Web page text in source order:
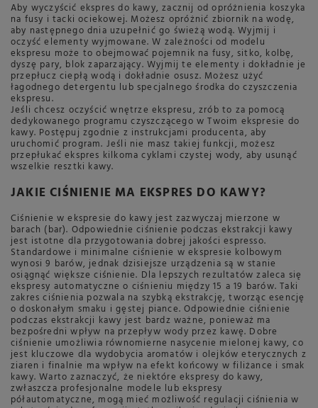
Aby wyczyścić ekspres do kawy, zacznij od opróżnienia koszyka
na fusy i tacki ociekowej. Możesz opróżnić zbiornik na wodę,
aby następnego dnia uzupełnić go świeżą wodą. Wyjmij i
oczyść elementy wyjmowane. W zależności od modelu
ekspresu może to obejmować pojemnik na fusy, sitko, kolbę,
dyszę pary, blok zaparzający. Wyjmij te elementy i dokładnie je
przepłucz ciepłą wodą i dokładnie osusz. Możesz użyć
łagodnego detergentu lub specjalnego środka do czyszczenia
ekspresu.
Jeśli chcesz oczyścić wnętrze ekspresu, zrób to za pomocą
dedykowanego programu czyszczącego w Twoim ekspresie do
kawy. Postępuj zgodnie z instrukcjami producenta, aby
uruchomić program. Jeśli nie masz takiej funkcji, możesz
przepłukać ekspres kilkoma cyklami czystej wody, aby usunąć
wszelkie resztki kawy.
JAKIE CIŚNIENIE MA EKSPRES DO KAWY?
Ciśnienie w ekspresie do kawy jest zazwyczaj mierzone w
barach (bar). Odpowiednie ciśnienie podczas ekstrakcji kawy
jest istotne dla przygotowania dobrej jakości espresso.
Standardowe i minimalne ciśnienie w ekspresie kolbowym
wynosi 9 barów, jednak dzisiejsze urządzenia są w stanie
osiągnąć większe ciśnienie. Dla lepszych rezultatów zaleca się
ekspresy automatyczne o ciśnieniu między 15 a 19 barów. Taki
zakres ciśnienia pozwala na szybką ekstrakcję, tworząc esencję
o doskonałym smaku i gęstej piance. Odpowiednie ciśnienie
podczas ekstrakcji kawy jest bardz ważne, ponieważ ma
bezpośredni wpływ na przepływ wody przez kawę. Dobre
ciśnienie umożliwia równomierne nasycenie mielonej kawy, co
jest kluczowe dla wydobycia aromatów i olejków eterycznych z
ziaren i finalnie ma wpływ na efekt końcowy w filiżance i smak
kawy. Warto zaznaczyć, że niektóre ekspresy do kawy,
zwłaszcza profesjonalne modele lub ekspresy
półautomatyczne, mogą mieć możliwość regulacji ciśnienia w